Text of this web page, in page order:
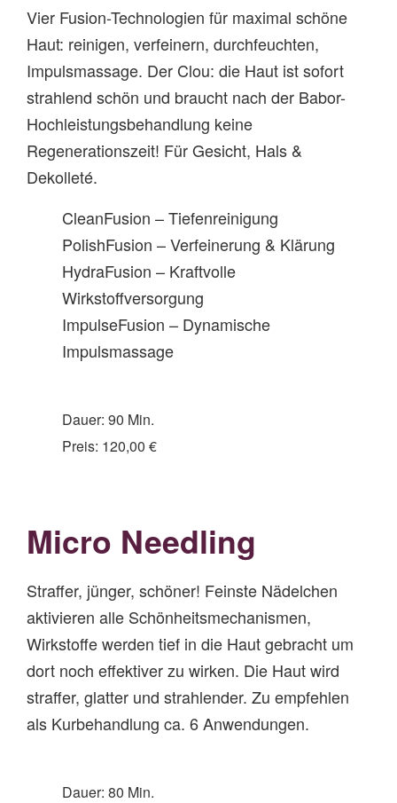
Vier Fusion-Technologien für maximal schöne
Haut: reinigen, verfeinern, durchfeuchten,
Impulsmassage. Der Clou: die Haut ist sofort
strahlend schön und braucht nach der Babor-
Hochleistungsbehandlung keine
Regenerationszeit! Für Gesicht, Hals &
Dekolleté.
CleanFusion – Tiefenreinigung
PolishFusion – Verfeinerung & Klärung
HydraFusion – Kraftvolle
Wirkstoffversorgung
ImpulseFusion – Dynamische
Impulsmassage
Dauer: 90 Min.
Preis: 120,00 €
Micro Needling
Straffer, jünger, schöner! Feinste Nädelchen
aktivieren alle Schönheitsmechanismen,
Wirkstoffe werden tief in die Haut gebracht um
dort noch effektiver zu wirken. Die Haut wird
straffer, glatter und strahlender. Zu empfehlen
als Kurbehandlung ca. 6 Anwendungen.
Dauer: 80 Min.